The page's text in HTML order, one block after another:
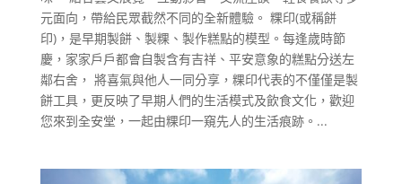
元面向，帶給民眾截然不同的全新體驗。 粿印(或稱餅
印)，是早期製餅、製粿、製作糕點的模型。每逢歲時節
慶，家家戶戶都會自製含有吉祥、平安意象的糕點分送左
鄰右舍， 將喜氣與他人一同分享，粿印代表的不僅僅是製
餅工具，更反映了早期人們的生活模式及飲食文化，歡迎
您來到全安堂，一起由粿印一窺先人的生活痕跡。...